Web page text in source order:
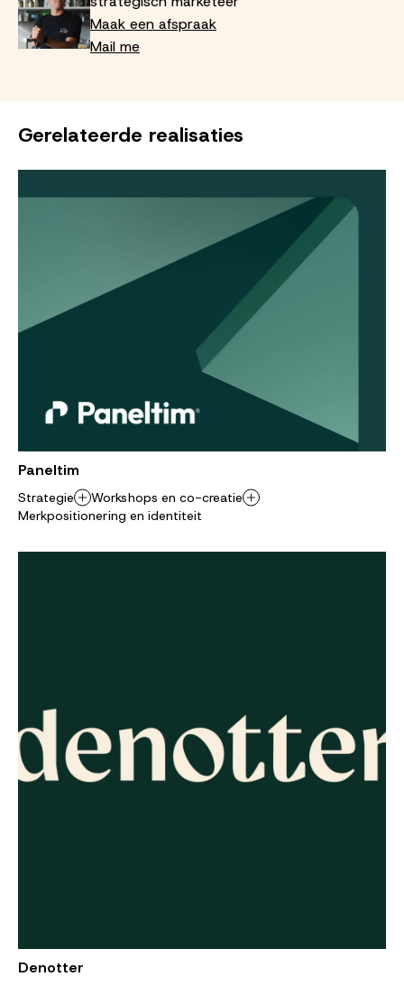
Maak een afspraak
Mail me
Gerelateerde realisaties
Paneltim
Strategie
Workshops en co-creatie
Merkpositionering en identiteit
Denotter